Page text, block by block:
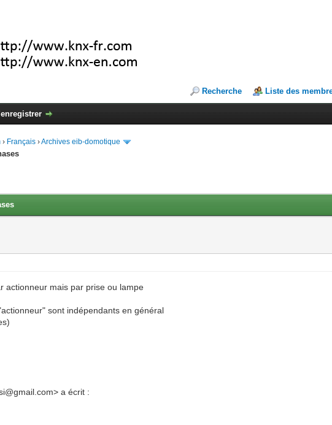
Recherche Liste des
› Français ›Archives eib-domotique
actionneur mais par prise ou lampe
sont indépendants en général
a écrit :